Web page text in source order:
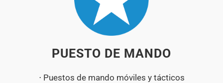
PUESTO DE MANDO
⋅ Puestos de mando móviles y tácticos